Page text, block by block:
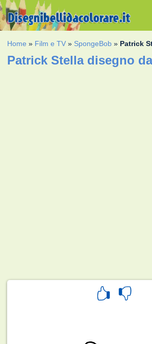
Home » Film e TV » SpongeBob » Patrick
Patrick Stella disegno